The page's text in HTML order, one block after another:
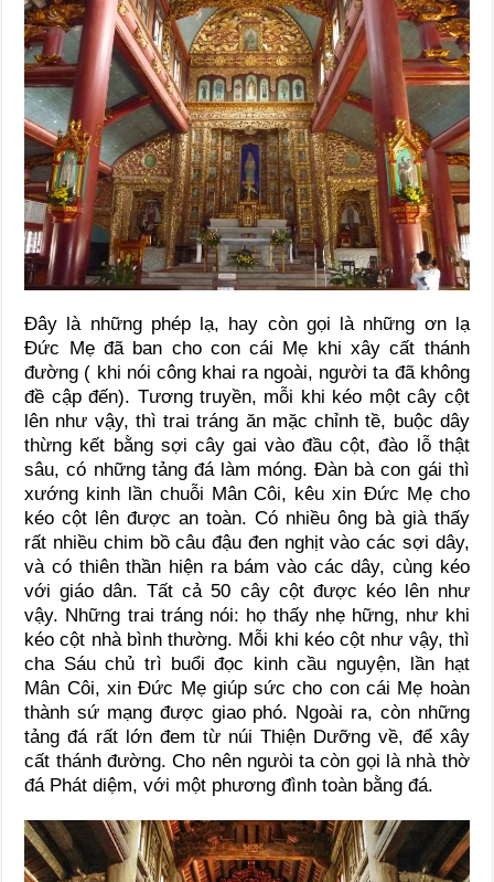
Đây là những phép lạ, hay còn gọi là những ơn lạ
Đức Mẹ đã ban cho con cái Mẹ khi xây cất thánh
đường ( khi nói công khai ra ngoài, người ta đã không
đề cập đến). Tương truyền, mỗi khi kéo một cây cột
lên như vậy, thì trai tráng ăn mặc chỉnh tề, buộc dây
thừng kết bằng sợi cây gai vào đầu cột, đào lỗ thật
sâu, có những tảng đá làm móng. Đàn bà con gái thì
xướng kinh lần chuỗi Mân Côi, kêu xin Đức Mẹ cho
kéo cột lên được an toàn. Có nhiều ông bà già thấy
rất nhiều chim bồ câu đậu đen nghịt vào các sợi dây,
và có thiên thần hiện ra bám vào các dây, cùng kéo
với giáo dân. Tất cả 50 cây cột được kéo lên như
vậy. Những trai tráng nói: họ thấy nhẹ hững, như khi
kéo cột nhà bình thường. Mỗi khi kéo cột như vậy, thì
cha Sáu chủ trì buổi đọc kinh cầu nguyện, lần hạt
Mân Côi, xin Đức Mẹ giúp sức cho con cái Mẹ hoàn
thành sứ mạng được giao phó. Ngoài ra, còn những
tảng đá rất lớn đem từ núi Thiện Dưỡng về, để xây
cất thánh đường. Cho nên ngưòi ta còn gọi là nhà thờ
đá Phát diệm, với một phương đình toàn bằng đá.